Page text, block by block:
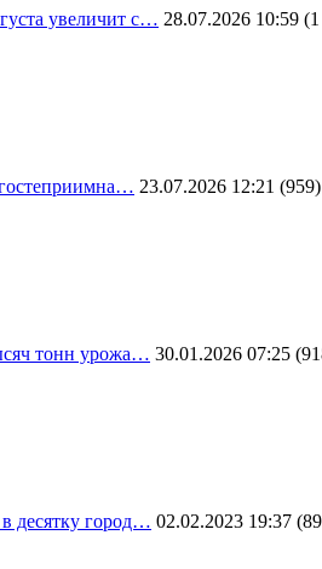
увеличит с… 28.07.2026 10:59
23.07.2026 12:21 (959)
тонн урожа… 30.01.2026 07:25
десятку город… 02.02.2023 19:37